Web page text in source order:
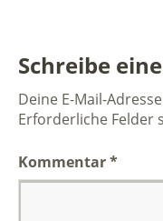
Schreibe
Deine E-Mail-
Erforderliche Felder
Kommentar*